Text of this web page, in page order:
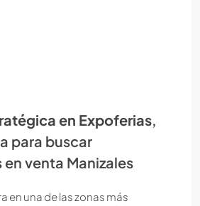
en Expoferias,
para buscar
venta Manizales
en una de las zonas más